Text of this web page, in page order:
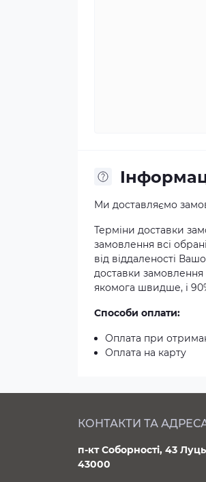
Ми доставляємо
Терміни доставки
замовлення всі
від віддаленості
доставки
якомога швидше, і
Способи оплати:
Оплата при
Оплата на карту
КОНТАКТИ ТА
п-кт Соборності, 43
43000